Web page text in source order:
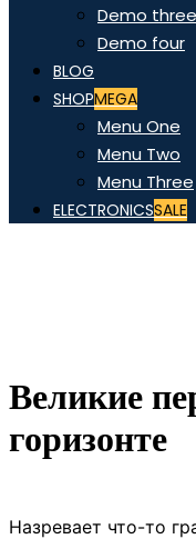
Demo three
Demo four
BLOG
SHOPMEGA
Menu One
Menu Two
Menu Three
ELECTRONICSSALE
Великие
горизонте
Назревает что-то